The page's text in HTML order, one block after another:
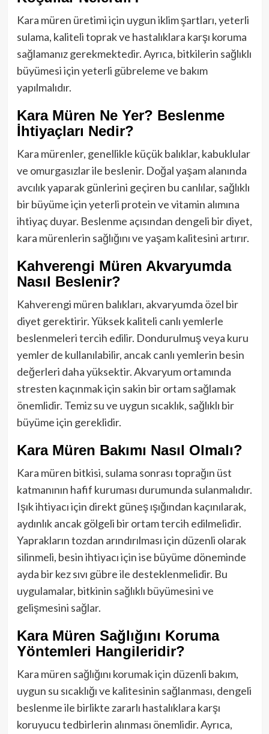
Kara müren üretimi için uygun iklim şartları, yeterli
sulama, kaliteli toprak ve hastalıklara karşı koruma
sağlamanız gerekmektedir. Ayrıca, bitkilerin sağlıklı
büyümesi için yeterli gübreleme ve bakım
yapılmalıdır.
Kara Müren Ne Yer? Beslenme
İhtiyaçları Nedir?
Kara mürenler, genellikle küçük balıklar, kabuklular
ve omurgasızlar ile beslenir. Doğal yaşam alanında
avcılık yaparak günlerini geçiren bu canlılar, sağlıklı
bir büyüme için yeterli protein ve vitamin alımına
ihtiyaç duyar. Beslenme açısından dengeli bir diyet,
kara mürenlerin sağlığını ve yaşam kalitesini artırır.
Kahverengi Müren Akvaryumda
Nasıl Beslenir?
Kahverengi müren balıkları, akvaryumda özel bir
diyet gerektirir. Yüksek kaliteli canlı yemlerle
beslenmeleri tercih edilir. Dondurulmuş veya kuru
yemler de kullanılabilir, ancak canlı yemlerin besin
değerleri daha yüksektir. Akvaryum ortamında
stresten kaçınmak için sakin bir ortam sağlamak
önemlidir. Temiz su ve uygun sıcaklık, sağlıklı bir
büyüme için gereklidir.
Kara Müren Bakımı Nasıl Olmalı?
Kara müren bitkisi, sulama sonrası toprağın üst
katmanının hafif kuruması durumunda sulanmalıdır.
Işık ihtiyacı için direkt güneş ışığından kaçınılarak,
aydınlık ancak gölgeli bir ortam tercih edilmelidir.
Yaprakların tozdan arındırılması için düzenli olarak
silinmeli, besin ihtiyacı için ise büyüme döneminde
ayda bir kez sıvı gübre ile desteklenmelidir. Bu
uygulamalar, bitkinin sağlıklı büyümesini ve
gelişmesini sağlar.
Kara Müren Sağlığını Koruma
Yöntemleri Hangileridir?
Kara müren sağlığını korumak için düzenli bakım,
uygun su sıcaklığı ve kalitesinin sağlanması, dengeli
beslenme ile birlikte zararlı hastalıklara karşı
koruyucu tedbirlerin alınması önemlidir. Ayrıca,